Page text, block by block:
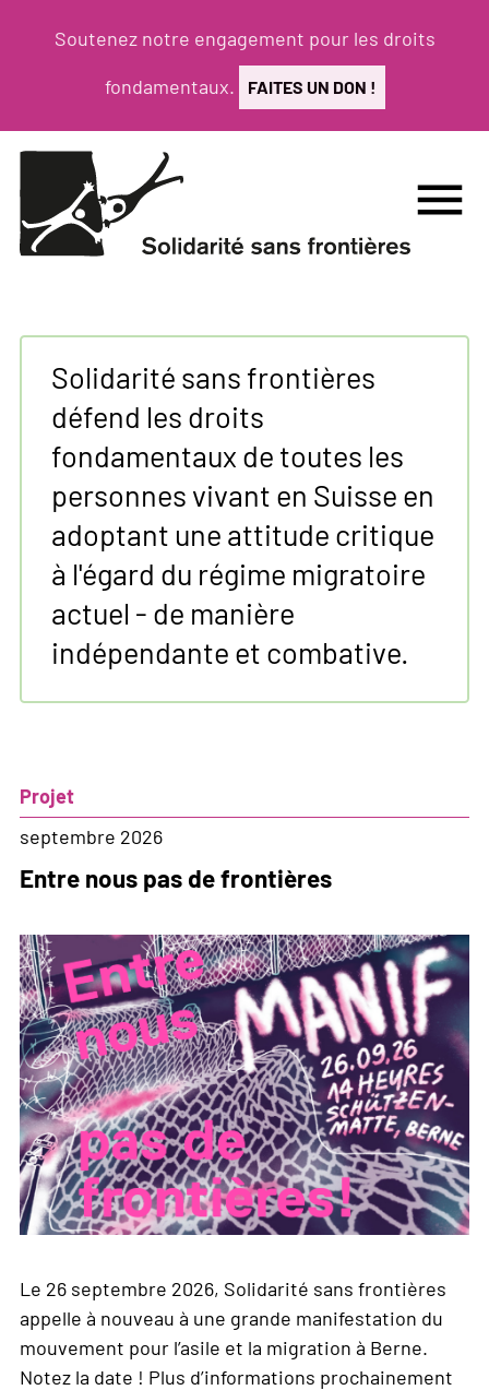
Soutenez notre engagement pour les droits
fondamentaux.
FAITES UN DON !
menu
Solidarité sans frontières
défend les droits
fondamentaux de toutes les
personnes vivant en Suisse en
adoptant une attitude critique
à l'égard du régime migratoire
actuel - de manière
indépendante et combative.
Projet
septembre 2026
Entre nous pas de frontières
Le 26 septembre 2026, Solidarité sans frontières
appelle à nouveau à une grande manifestation du
mouvement pour l’asile et la migration à Berne.
Notez la date ! Plus d’informations prochainement